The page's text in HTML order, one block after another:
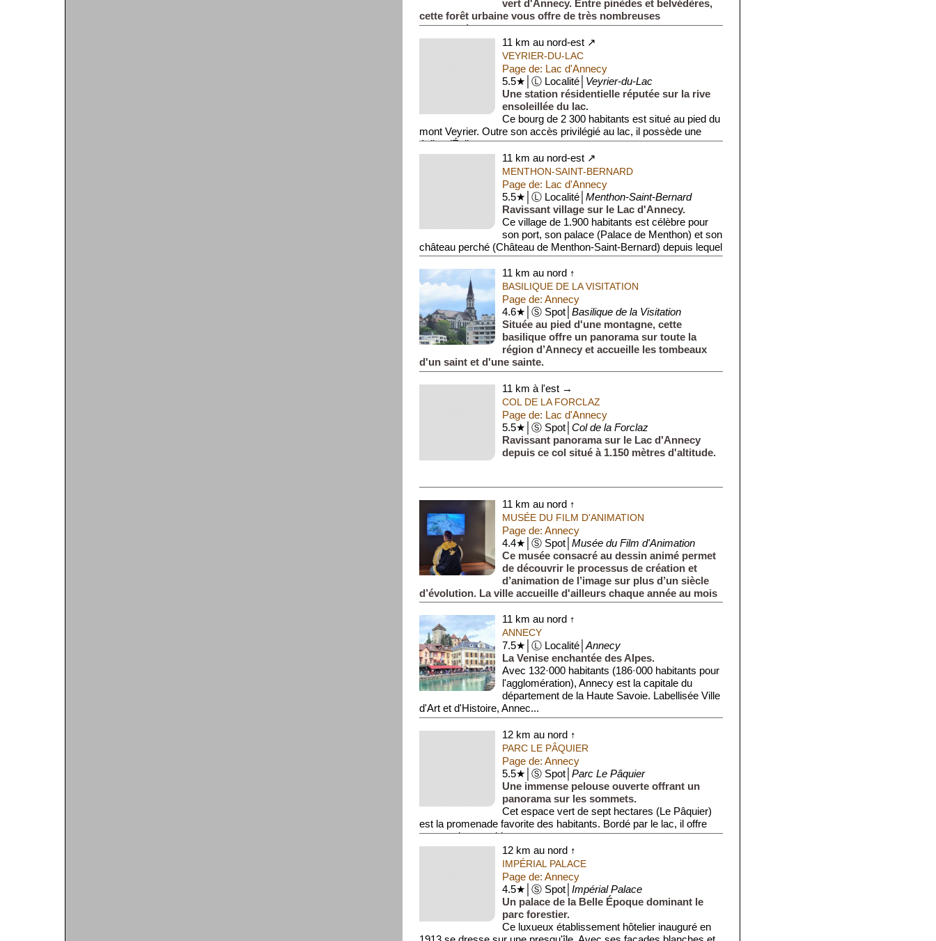
vert d'Annecy. Entre pinèdes et belvédères,
cette forêt urbaine vous offre de très nombreuses
promenades.
11 km au nord-est ↗
VEYRIER-DU-LAC
Page de: Lac d'Annecy
5.5★│Ⓛ Localité│ Veyrier-du-Lac
Une station résidentielle réputée sur la rive
ensoleillée du lac.
Ce bourg de 2 300 habitants est situé au pied du
mont Veyrier. Outre son accès privilégié au lac, il possède une
église (Église ...
11 km au nord-est ↗
MENTHON-SAINT-BERNARD
Page de: Lac d'Annecy
5.5★│Ⓛ Localité│ Menthon-Saint-Bernard
Ravissant village sur le Lac d'Annecy.
Ce village de 1.900 habitants est célèbre pour
son port, son palace (Palace de Menthon) et son
château perché (Château de Menthon-Saint-Bernard) depuis lequel
...
11 km au nord ↑
BASILIQUE DE LA VISITATION
Page de: Annecy
4.6★│Ⓢ Spot│ Basilique de la Visitation
Située au pied d'une montagne, cette
basilique offre un panorama sur toute la
région d’Annecy et accueille les tombeaux
d'un saint et d'une sainte.
11 km à l'est →
COL DE LA FORCLAZ
Page de: Lac d'Annecy
5.5★│Ⓢ Spot│ Col de la Forclaz
Ravissant panorama sur le Lac d'Annecy
depuis ce col situé à 1.150 mètres d'altitude.
11 km au nord ↑
MUSÉE DU FILM D'ANIMATION
Page de: Annecy
4.4★│Ⓢ Spot│ Musée du Film d'Animation
Ce musée consacré au dessin animé permet
de découvrir le processus de création et
d’animation de l’image sur plus d’un siècle
d’évolution. La ville accueille d'ailleurs chaque année au mois
de juin...
11 km au nord ↑
ANNECY
7.5★│Ⓛ Localité│Annecy
La Venise enchantée des Alpes.
Avec 132·000 habitants (186·000 habitants pour
l'agglomération), Annecy est la capitale du
département de la Haute Savoie. Labellisée Ville
d'Art et d'Histoire, Annec...
12 km au nord ↑
PARC LE PÂQUIER
Page de: Annecy
5.5★│Ⓢ Spot│ Parc Le Pâquier
Une immense pelouse ouverte offrant un
panorama sur les sommets.
Cet espace vert de sept hectares (Le Pâquier)
est la promenade favorite des habitants. Bordé par le lac, il offre
une vue imprenable ...
12 km au nord ↑
IMPÉRIAL PALACE
Page de: Annecy
4.5★│Ⓢ Spot│ Impérial Palace
Un palace de la Belle Époque dominant le
parc forestier.
Ce luxueux établissement hôtelier inauguré en